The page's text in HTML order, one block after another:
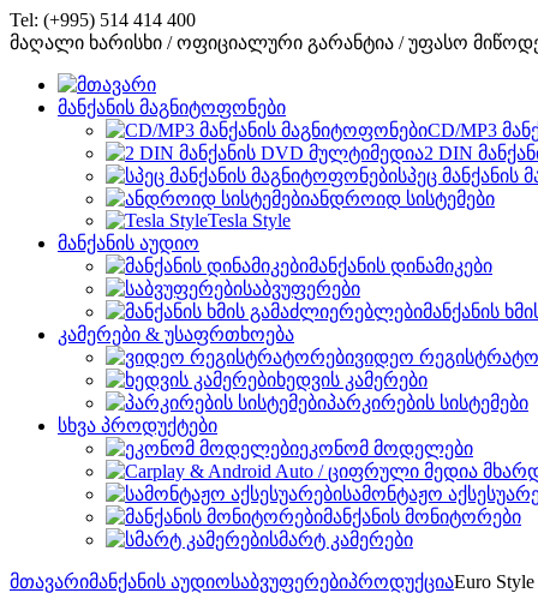
Tel: (+995) 514 414 400
მაღალი ხარისხი / ოფიციალური გარანტია / უფასო
მანქანის მაგნიტოფონები
CD/MP3
2 DIN
სპეც მანქანის
ანდროიდ სისტემები
Tesla Style
მანქანის აუდიო
მანქანის დინამიკები
საბვუფერები
მანქანის
კამერები & უსაფრთხოება
ვიდეო
ხედვის კამერები
პარკირების სისტემები
სხვა პროდუქტები
ეკონომ მოდელები
სამონტაჟო
მანქანის მონიტორები
სმარტ კამერები
მთავარიმანქანის აუდიოსაბვუფერებიპროდუქციაEuro Style